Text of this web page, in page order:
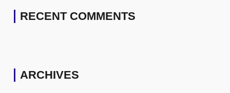
RECENT COMMENTS
ARCHIVES